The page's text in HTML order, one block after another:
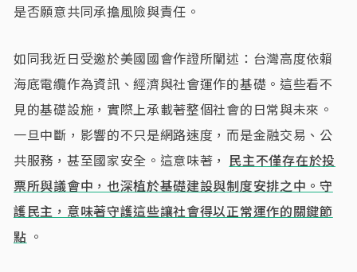
是否願意共同承擔風險與責任。
如同我近日受邀於美國國會作證所闡述：台灣高度依賴
海底電纜作為資訊、經濟與社會運作的基礎。這些看不
見的基礎設施，實際上承載著整個社會的日常與未來。
一旦中斷，影響的不只是網路速度，而是金融交易、公
共服務，甚至國家安全。這意味著， 民主不僅存在於投
票所與議會中，也深植於基礎建設與制度安排之中。守
護民主，意味著守護這些讓社會得以正常運作的關鍵節
點 。